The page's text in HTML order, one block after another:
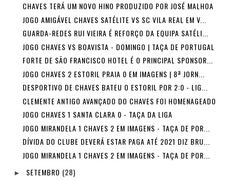
CHAVES TERÁ UM NOVO HINO PRODUZIDO POR JOSÉ MALHOA
JOGO AMIGÁVEL CHAVES SATÉLITE VS SC VILA REAL EM V...
GUARDA-REDES RUI VIEIRA É REFORÇO DA EQUIPA SATÉLI...
JOGO CHAVES VS BOAVISTA - DOMINGO | TAÇA DE PORTUGAL
FORTE DE SÃO FRANCISCO HOTEL É O PRINCIPAL SPONSOR...
JOGO CHAVES 2 ESTORIL PRAIA 0 EM IMAGENS | 8ª JORN...
DESPORTIVO DE CHAVES BATEU O ESTORIL POR 2:0 - LIG...
CLEMENTE ANTIGO AVANÇADO DO CHAVES FOI HOMENAGEADO
JOGO CHAVES 1 SANTA CLARA 0 - TAÇA DA LIGA
JOGO MIRANDELA 1 CHAVES 2 EM IMAGENS - TAÇA DE POR...
DÍVIDA DO CLUBE DEVERÁ ESTAR PAGA ATÉ 2021 DIZ BRU...
JOGO MIRANDELA 1 CHAVES 2 EM IMAGENS - TAÇA DE POR...
► SETEMBRO (28)